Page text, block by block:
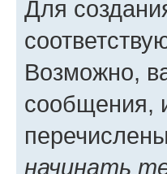
Для
Возможно,
сообщения,
начинать